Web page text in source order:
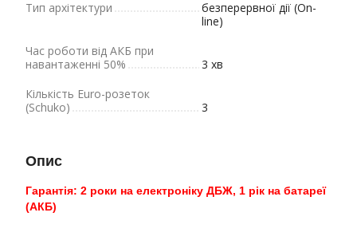
Тип архітектури
безперервної дії (On-
line)
Час роботи від АКБ при
навантаженні 50%
3 хв
Кількість Euro-розеток
(Schuko)
3
Опис
Гарантія: 2 роки на електроніку ДБЖ, 1 рік на батареї
(АКБ)